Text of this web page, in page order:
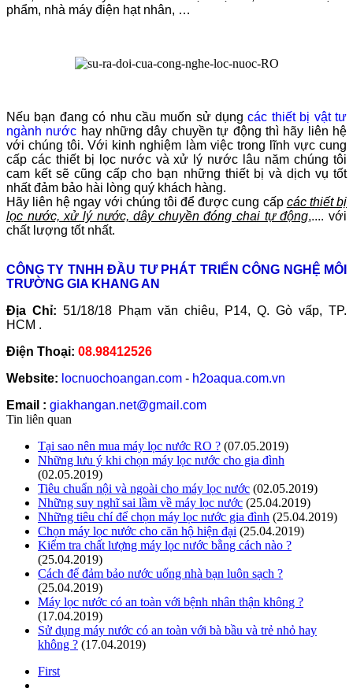
phẩm, nhà máy điện hạt nhân, …
Nếu bạn đang có nhu cầu muốn sử dụngcác thiết bị vật tư
ngành nước hay những dây chuyền tự động thì hãy liên hệ
với chúng tôi. Với kinh nghiệm làm việc trong lĩnh vực cung
cấp các thiết bị lọc nước và xử lý nước lâu năm chúng tôi
cam kết sẽ cũng cấp cho bạn những thiết bị và dịch vụ tốt
nhất đảm bảo hài lòng quý khách hàng.
Hãy liên hệ ngay với chúng tôi để được cung cấp các thiết bị
lọc nước, xử lý nước, dây chuyền đóng chai tự động,.... với
chất lượng tốt nhất.
CÔNG TY TNHH ĐẦU TƯ PHÁT TRIỂN CÔNG NGHỆ MÔI
TRƯỜNG GIA KHANG AN
Địa Chỉ: 51/18/18 Phạm văn chiêu, P14, Q. Gò vấp, TP.
HCM .
Điện Thoại: 08.98412526
Website: locnuochoangan.com - h2oaqua.com.vn
Email : giakhangan.net@gmail.com
Tin liên quan
Tại sao nên mua máy lọc nước RO ? (07.05.2019)
Những lưu ý khi chọn máy lọc nước cho gia đình
(02.05.2019)
Tiêu chuẩn nội và ngoài cho máy lọc nước (02.05.2019)
Những suy nghĩ sai lầm về máy lọc nước (25.04.2019)
Những tiêu chí để chọn máy lọc nước gia đình (25.04.2019)
Chọn máy lọc nước cho căn hộ hiện đại (25.04.2019)
Kiểm tra chất lượng máy lọc nước bằng cách nào ?
(25.04.2019)
Cách để đảm bảo nước uống nhà bạn luôn sạch ?
(25.04.2019)
Máy lọc nước có an toàn với bệnh nhân thận không ?
(17.04.2019)
Sử dụng máy nước có an toàn với bà bầu và trẻ nhỏ hay
không ? (17.04.2019)
First